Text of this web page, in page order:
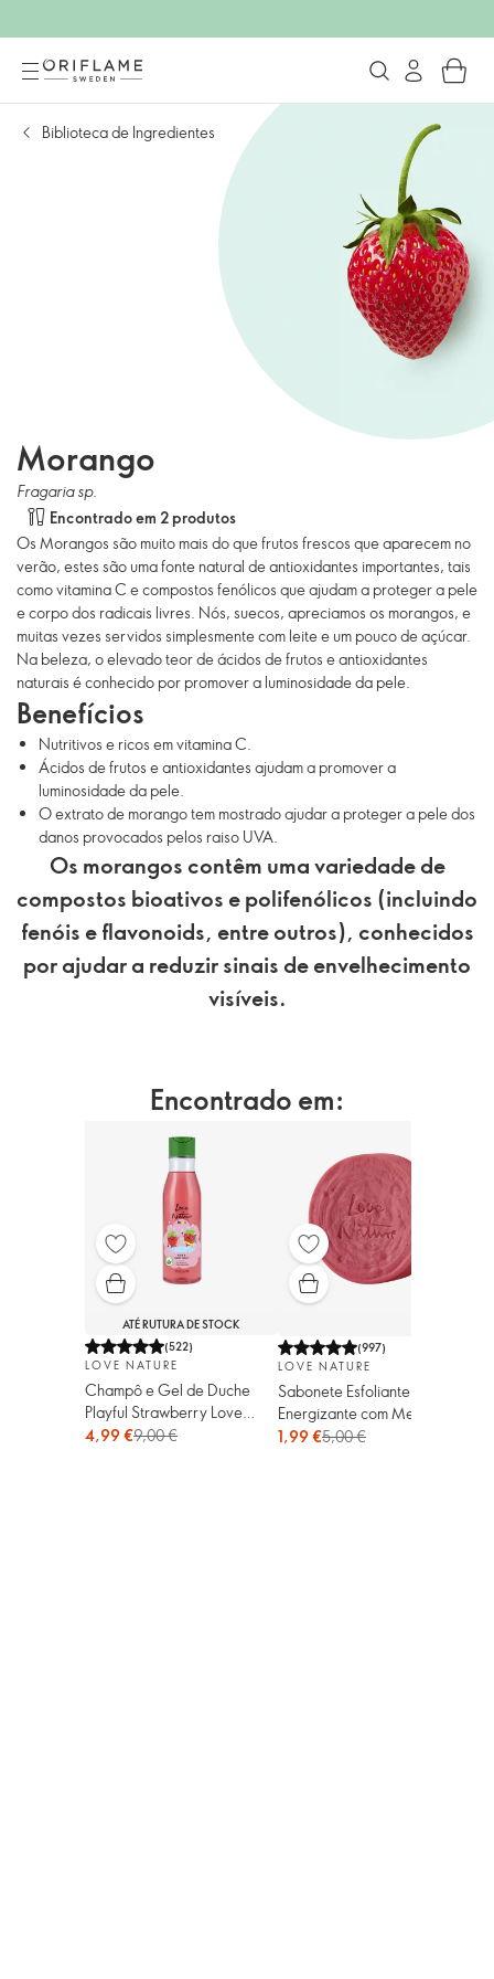
Biblioteca de Ingredientes
Morango
Fragaria sp.
Encontrado em 2 produtos
Os Morangos são muito mais do que frutos frescos que aparecem no
verão, estes são uma fonte natural de antioxidantes importantes, tais
como vitamina C e compostos fenólicos que ajudam a proteger a pele
e corpo dos radicais livres. Nós, suecos, apreciamos os morangos, e
muitas vezes servidos simplesmente com leite e um pouco de açúcar.
Na beleza, o elevado teor de ácidos de frutos e antioxidantes
naturais é conhecido por promover a luminosidade da pele.
Benefícios
Nutritivos e ricos em vitamina C.
Ácidos de frutos e antioxidantes ajudam a promover a
luminosidade da pele.
O extrato de morango tem mostrado ajudar a proteger a pele dos
danos provocados pelos raiso UVA.
Os morangos contêm uma variedade de
compostos bioativos e polifenólicos (incluindo
fenóis e flavonoids, entre outros), conhecidos
por ajudar a reduzir sinais de envelhecimento
visíveis.
Encontrado em:
ATÉ RUTURA DE STOCK
(522)
LOVE NATURE
Champô e Gel de Duche
Playful Strawberry Love
Nature Kids
4,99 €9,00 €
(997)
LOVE NATURE
Sabonete Esfoliante e
Energizante com Menta e
Framboesa Biológicos Love
1,99 €5,00 €